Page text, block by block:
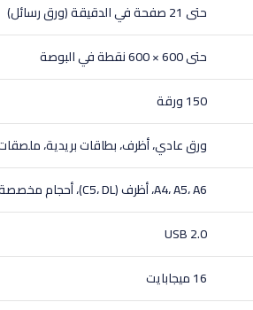
حتى 21 صفحة في الدقيقة (ورق رسائل)
حتى 600 × 600 نقطة في البوصة
150 ورقة
ورق عادي، أظرف، بطاقات بريدية،
A4، A5، A6، أظرف (C5، DL)، أحجام مخصصة
USB 2.0
16 ميجابايت